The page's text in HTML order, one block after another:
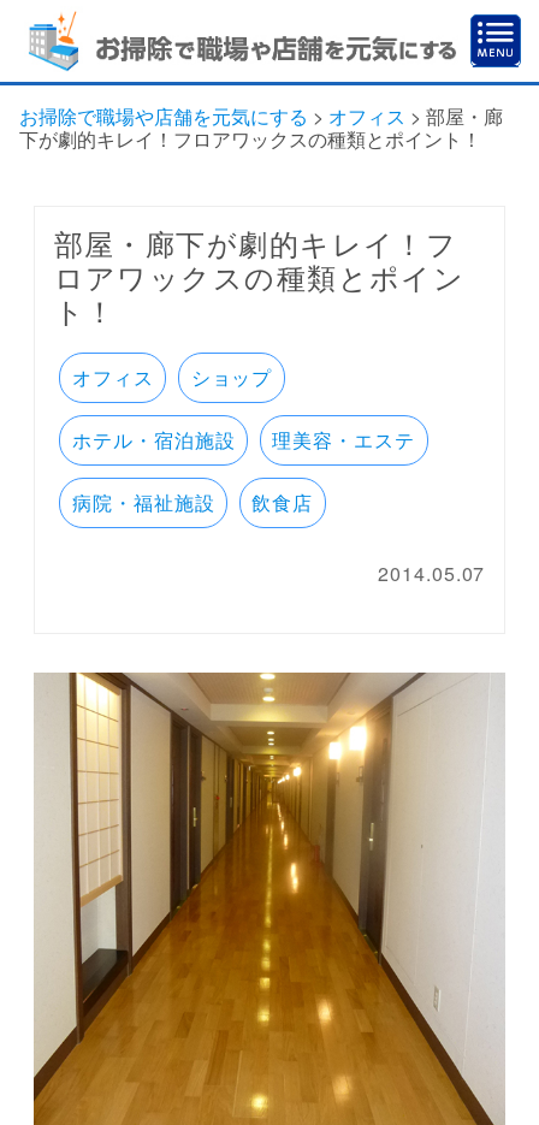
お掃除で職場や店舗を元気にする > オフィス > 部屋・廊
下が劇的キレイ！フロアワックスの種類とポイント！
部屋・廊下が劇的キレイ！フ
ロアワックスの種類とポイン
ト！
オフィス ショップ
ホテル・宿泊施設 理美容・エステ
病院・福祉施設 飲食店
2014.05.07